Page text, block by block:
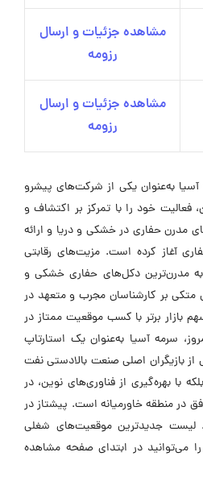
مشاهده جزئیات و ارسال
رزومه
مشاهده جزئیات و ارسال
رزومه
به‌عنوان یکی از شرکت‌های پیشرو
فعالیت خود را با تمرکز بر اکتشاف و
مدرن حفاری در خشکی و دریا و ارائه
آغاز کرده است. مزیت‌های رقابتی
مدرن‌ترین دکل‌های حفاری خشکی و
متکی بر کارشناسان مجرب و متعهد در
بازار برتر با کسب موقعیت ممتاز در
سرمه آسیا به‌عنوان یک استارتاپ
از بازیگران اصلی صنعت بالادستی نفت
با بهره‌گیری از فناوری‌های نوین، در
در منطقه خاورمیانه است. پیشتاز در
لیست جدیدترین موقعیت‌های شغلی
می‌توانید در ابتدای صفحه مشاهده